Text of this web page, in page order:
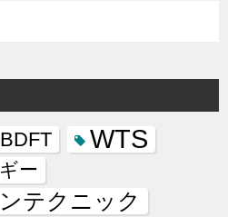
BDFT WTS
ー
テクニック